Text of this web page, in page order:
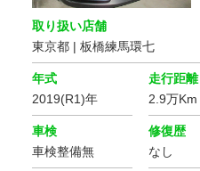
取り扱い店舗
東京都 | 板橋練馬環七
年式
2019(R1)年
走行距離
2.9万Km
車検
車検整備無
修復歴
なし